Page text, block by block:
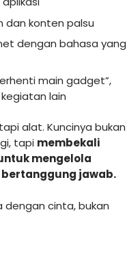
dan konten palsu
dengan bahasa yang
main gadget”,
lain
alat. Kuncinya bukan
tapi membekali
mengelola
jawab.
dengan cinta, bukan